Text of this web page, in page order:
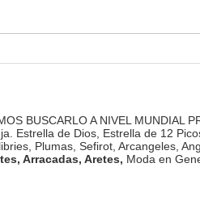
BUSCARLO A NIVEL MUNDIAL
Estrella de Dios, Estrella de 12
Plumas, Sefirot, Arcangeles,
Arracadas, Aretes, Moda en